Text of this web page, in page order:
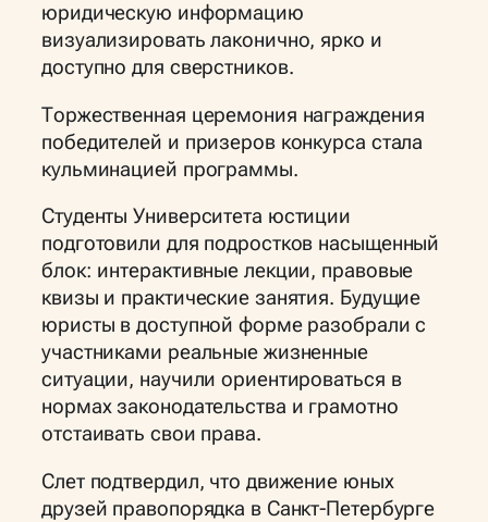
юридическую информацию
визуализировать лаконично, ярко и
доступно для сверстников.
Торжественная церемония награждения
победителей и призеров конкурса стала
кульминацией программы.
Студенты Университета юстиции
подготовили для подростков насыщенный
блок: интерактивные лекции, правовые
квизы и практические занятия. Будущие
юристы в доступной форме разобрали с
участниками реальные жизненные
ситуации, научили ориентироваться в
нормах законодательства и грамотно
отстаивать свои права.
Слет подтвердил, что движение юных
друзей правопорядка в Санкт-Петербурге